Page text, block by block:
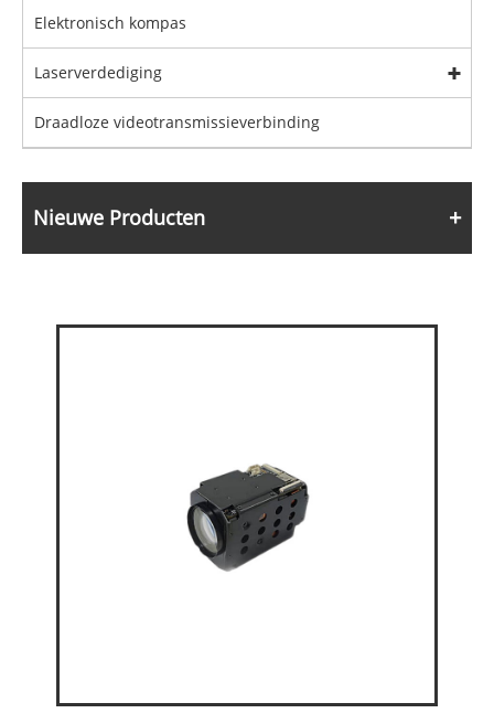
Elektronisch kompas
Laserverdediging
Draadloze videotransmissieverbinding
Nieuwe Producten